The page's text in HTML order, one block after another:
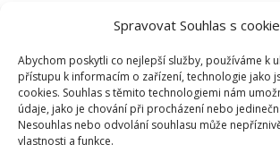
Spravovat Souhlas s
Abychom poskytli co nejlepší služby, používáme k
přístupu k informacím o zařízení, technologie jako
cookies. Souhlas s těmito technologiemi nám
údaje, jako je chování při procházení nebo
Nesouhlas nebo odvolání souhlasu může
vlastnosti a funkce.
produktu/planovane-kurzy-cs/
Rubriky
Aktuality
Štítky
bachata,dance in prague,
salsa,tanec v praze